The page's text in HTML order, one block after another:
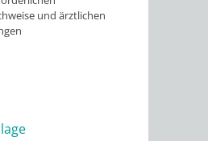
und ärztlichen